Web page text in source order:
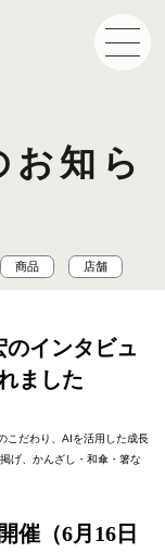
知ら
商品 店舗
インタビュ
ました
こだわり、AIを活用した成長
げ、かんざし・和傘・箸な
催（6月16日